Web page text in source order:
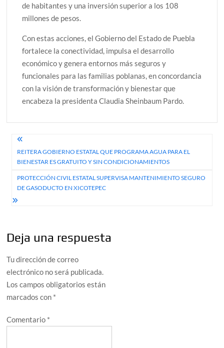
de habitantes y una inversión superior a los 108
millones de pesos.
Con estas acciones, el Gobierno del Estado de Puebla
fortalece la conectividad, impulsa el desarrollo
económico y genera entornos más seguros y
funcionales para las familias poblanas, en concordancia
con la visión de transformación y bienestar que
encabeza la presidenta Claudia Sheinbaum Pardo.
Navegación
de
entradas
REITERA GOBIERNO ESTATAL QUE PROGRAMA AGUA PARA EL
BIENESTAR ES GRATUITO Y SIN CONDICIONAMIENTOS
PROTECCIÓN CIVIL ESTATAL SUPERVISA MANTENIMIENTO SEGURO
DE GASODUCTO EN XICOTEPEC
Deja una respuesta
Tu dirección de correo
electrónico no será publicada.
Los campos obligatorios están
marcados con *
Comentario *